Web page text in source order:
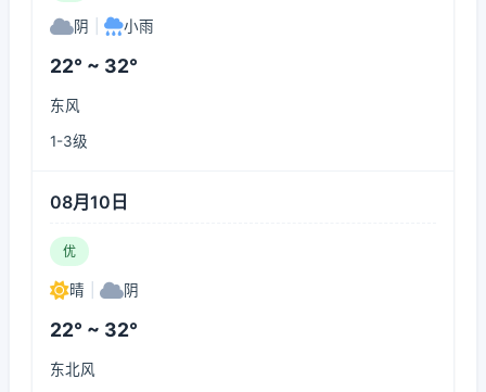
阴 小雨
22° ~ 32°
东风
1-3级
08月10日
优
晴 阴
22° ~ 32°
东北风